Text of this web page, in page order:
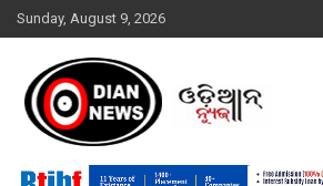
Skip
to
Sunday, August 9, 2026
ଓଡିଆନ୍ ନ୍ୟୁଜ